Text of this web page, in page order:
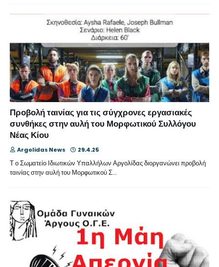
Προβολή ταινίας για τις σύγχρονες εργασιακές
συνθήκες στην αυλή του Μορφωτικού Συλλόγου
Νέας Κίου
Argolidas News 29.4.25
Τ ο Σωματείο Ιδιωτικών Υπαλλήλων Αργολίδας διοργανώνει προβολή
ταινίας στην αυλή του Μορφωτικού Σ…